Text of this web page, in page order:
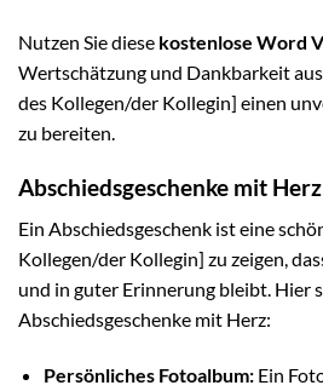
Nutzen Sie diese kostenlose Word
Wertschätzung und Dankbarkeit
des Kollegen/der Kollegin] einen
zu bereiten.
Abschiedsgeschenke mit Herz
Ein Abschiedsgeschenk ist eine
Kollegen/der Kollegin] zu zeigen,
und in guter Erinnerung bleibt. Hier
Abschiedsgeschenke mit Herz:
Persönliches Fotoalbum:Ein